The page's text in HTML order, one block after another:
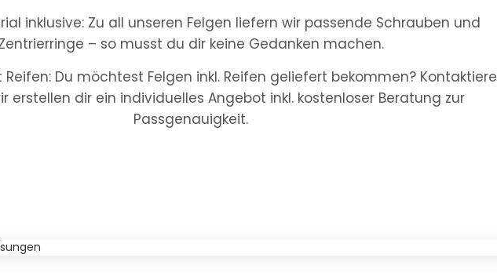
inklusive: Zu all unseren Felgen liefern wir passende Schrauben und
– so musst du dir keine Gedanken machen.
Du möchtest Felgen inkl. Reifen geliefert bekommen? Kontaktiere
erstellen dir ein individuelles Angebot inkl. kostenloser Beratung zur
Passgenauigkeit.